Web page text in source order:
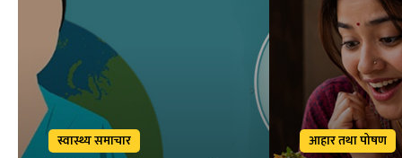
स्वास्थ्य समाचार आहार तथा पोषण